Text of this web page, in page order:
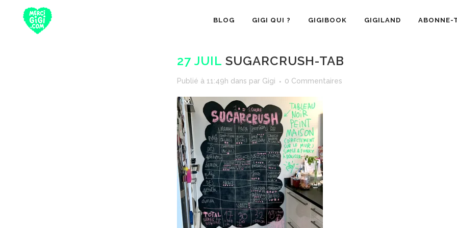
BLOG GIGI QUI ? GIGIBOOK GIGILAND ABONNE-
27 JUIL SUGARCRUSH-TAB
Publié à 11:49h dans par Gigi 0 Commentaires